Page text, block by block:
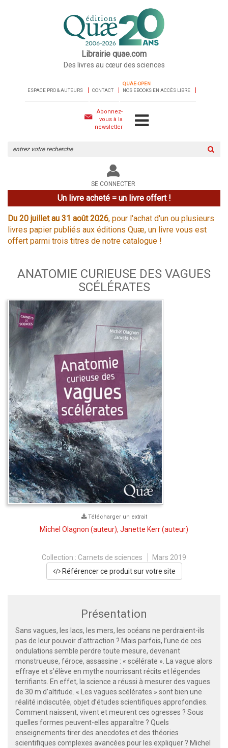
Librairie quae.com
Des livres au cœur des sciences
ESPACE PRO & AUTEURS CONTACT
QUAE-OPEN
NOS EBOOKS EN ACCÈS LIBRE
Abonnez-
vous à la
newsletter
le
site
SE CONNECTER
Un livre acheté = un livre offert !
Du 20 juillet au 31 août 2026, pour l'achat d'un ou plusieurs
livres papier publiés aux éditions Quæ, un livre vous est
offert parmi trois titres de notre catalogue !
ANATOMIE CURIEUSE DES VAGUES
SCÉLÉRATES
Télécharger un extrait
Michel Olagnon (auteur), Janette Kerr(auteur)
Collection : Carnets de sciences
Mars 2019
Référencer ce produit sur votre site
Présentation
Sans vagues, les lacs, les mers, les océans ne perdraient-ils
pas de leur pouvoir d’attraction ? Mais parfois, l’une de ces
ondulations semble perdre toute mesure, devenant
monstrueuse, féroce, assassine : « scélérate ». La vague alors
effraye et s’élève en mythe nourrissant récits et légendes
terrifiants. En effet, la science a réussi à mesurer des vagues
de 30 m d’altitude. « Les vagues scélérates » sont bien une
réalité indiscutée, objet d’études scientifiques approfondies.
Comment naissent, vivent et meurent ces ogresses ? Sous
quelles formes peuvent-elles apparaître ? Quels
enseignements tirer des anecdotes et des théories
scientifiques complexes avancées pour les expliquer ? Michel